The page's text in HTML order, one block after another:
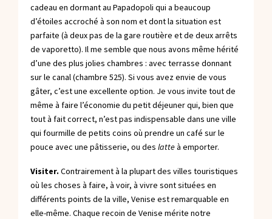
cadeau en dormant au Papadopoli qui a beaucoup
d’étoiles accroché à son nom et dont la situation est
parfaite (à deux pas de la gare routière et de deux arrêts
de vaporetto). Il me semble que nous avons même hérité
d’une des plus jolies chambres : avec terrasse donnant
sur le canal (chambre 525). Si vous avez envie de vous
gâter, c’est une excellente option. Je vous invite tout de
même à faire l’économie du petit déjeuner qui, bien que
tout à fait correct, n’est pas indispensable dans une ville
qui fourmille de petits coins où prendre un café sur le
pouce avec une pâtisserie, ou des latteà emporter.
Visiter. Contrairement à la plupart des villes touristiques
où les choses à faire, à voir, à vivre sont situées en
différents points de la ville, Venise est remarquable en
elle-même. Chaque recoin de Venise mérite notre